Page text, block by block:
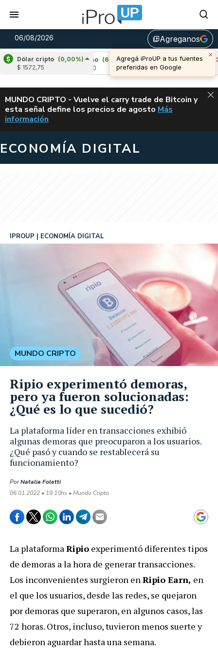
06/08/2026 library_addAgreganos
×
Agregá iProUP a tus fuentes
preferidas en Google
Dólar cripto (0,00%)
$ 1572,75
Cardano (6,43%)
Avalanche (-3,31%)
u$s 6,46
ALERTA
MUNDO CRIPTO - Vuelve el carry trade de Bitcoin y
esta señal define los precios de agosto VUELVE EL
Más
información
ECONOMÍA DIGITAL
La plataforma líder en transacciones exhibió
algunas demoras que preocuparon a los usuarios.
¿Qué pasó y cuando se restablecerá su
funcionamiento?
IPROUP ECONOMÍA DIGITAL
PorNatalia Foletti
06.01.2022 • 19:10hs • Mundo Cripto
MUNDO CRIPTO
Ripio experimentó demoras,
pero ya fueron solucionadas:
¿Qué es lo que sucedió?
La plataformaRipio experimentó diferentes tipos
de demoras a la hora de generar transacciones.
Los inconvenientes surgieron enRipio Earn, en
el que los usuarios, desde las redes, se quejaron
por demoras que superaron, en algunos casos, las
72 horas. Otros, incluso, tuvieron menos suerte y
debieron aguardar hasta una semana.